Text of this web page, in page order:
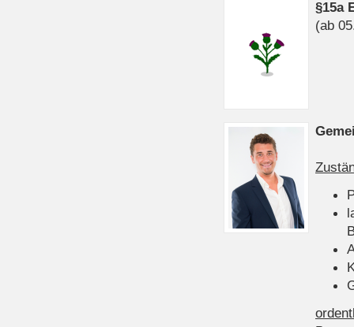
§15a
(ab